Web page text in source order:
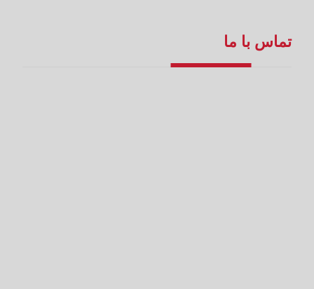
تماس با ما